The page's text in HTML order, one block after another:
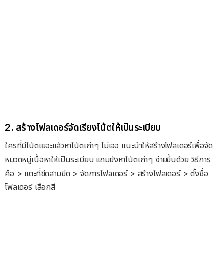
2. สร้างโฟลเดอร์จัดเรียงโน้ตให้เป็นระเบียบ
ใครที่มีโน้ตเยอะแล้วหาโน้ตเก่าๆ ไม่เจอ แนะนำให้สร้างโฟลเดอร์เพื่อจัด
หมวดหมู่เนื้อหาให้เป็นระเบียบ แถมยังหาโน้ตเก่าๆ ง่ายขึ้นด้วย วิธีการ
คือ > แตะที่ขีดสามขีด > จัดการโฟลเดอร์ > สร้างโฟลเดอร์ > ตั้งชื่อ
โฟลเดอร์ เลือกสี